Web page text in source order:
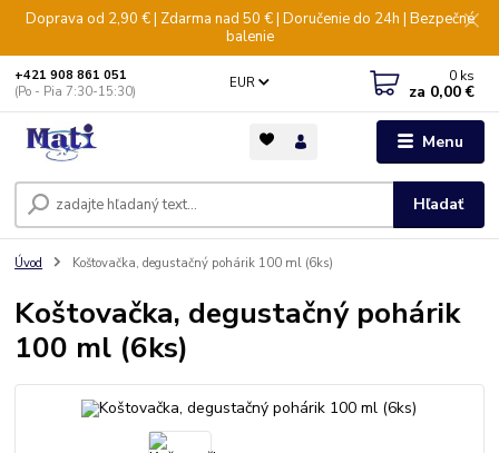
Doprava od 2,90 € | Zdarma nad 50 € | Doručenie do 24h | Bezpečné
balenie
Menu
EUR
Hľadať
+421 908 861 051
(Po - Pia 7:30-15:30)
0 ks
za 0,00 €
Úvod Koštovačka, degustačný pohárik 100 ml (6ks)
Koštovačka, degustačný pohárik
100 ml (6ks)